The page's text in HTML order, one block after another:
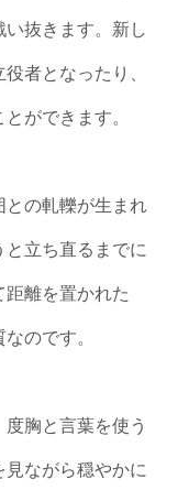
抜きます。新し
者となったり、
ができます。
の軋轢が生まれ
立ち直るまでに
離を置かれた
のです。
胸と言葉を使う
ながら穏やかに